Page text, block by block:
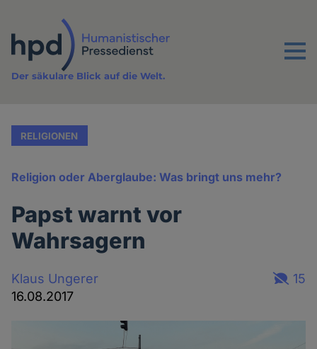
Inhalt
Menu
Der säkulare Blick auf die Welt.
RELIGIONEN
Religion oder Aberglaube: Was bringt uns mehr?
Papst warnt vor
Wahrsagern
Klaus Ungerer
16.08.2017
15